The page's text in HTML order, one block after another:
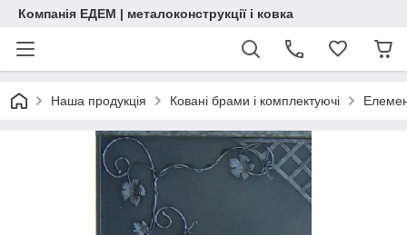
Компанія ЕДЕМ | металоконструкції і ковка
Наша продукція Ковані брами і комплектуючі